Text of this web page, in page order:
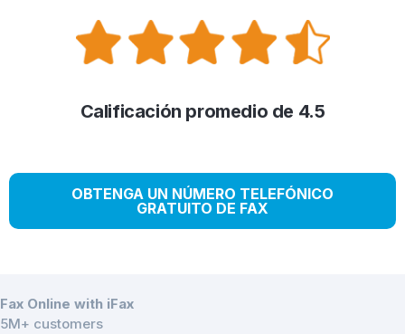
Calificación promedio de 4.5
OBTENGA UN NÚMERO TELEFÓNICO
GRATUITO DE FAX
Fax Online with iFax
5M+ customers